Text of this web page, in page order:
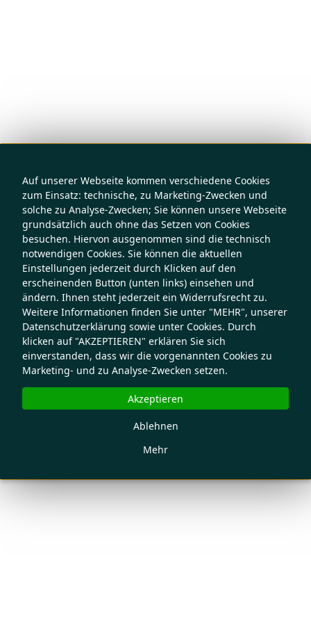
Auf unserer Webseite kommen verschiedene Cookies
zum Einsatz: technische, zu Marketing-Zwecken und
solche zu Analyse-Zwecken; Sie können unsere Webseite
grundsätzlich auch ohne das Setzen von Cookies
besuchen. Hiervon ausgenommen sind die technisch
notwendigen Cookies. Sie können die aktuellen
Einstellungen jederzeit durch Klicken auf den
erscheinenden Button (unten links) einsehen und
ändern. Ihnen steht jederzeit ein Widerrufsrecht zu.
Weitere Informationen finden Sie unter "MEHR", unserer
Datenschutzerklärung sowie unter Cookies. Durch
klicken auf "AKZEPTIEREN" erklären Sie sich
einverstanden, dass wir die vorgenannten Cookies zu
Marketing- und zu Analyse-Zwecken setzen.
Mehr
Ablehnen
Akzeptieren